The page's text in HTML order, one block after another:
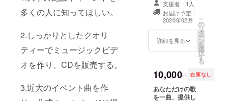
多くの人に知ってほしい。
2.しっかりとしたクオリ
ティーでミュージックビデ
オを作り、CDを販売する。
3.近大のイベント曲を作
（著作権は支援
者に与える形と
します。）
支援者：1人
お届け予定：
2020年02月
詳細を見る
こ
の
リ
タ
ー
ン
を
選
択
す
る
10,000円 在庫なし
あなただけの歌
を一曲、提供し